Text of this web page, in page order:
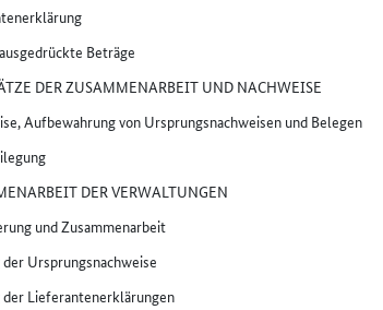
Beträge
DER ZUSAMMENARBEIT UND NACHWEISE
Aufbewahrung von Ursprungsnachweisen und Belegen
DER VERWALTUNGEN
und Zusammenarbeit
Ursprungsnachweise
Lieferantenerklärungen